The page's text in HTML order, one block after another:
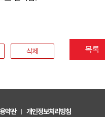
삭제 목록
약관 개인정보처리방침